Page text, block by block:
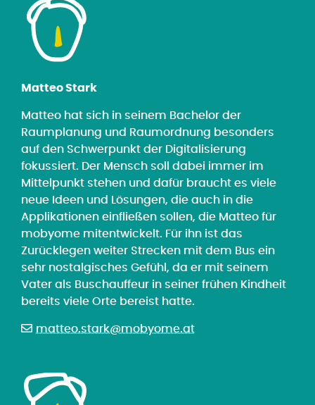
Matteo Stark
Matteo hat sich in seinem Bachelor der
Raumplanung und Raumordnung besonders
auf den Schwerpunkt der Digitalisierung
fokussiert. Der Mensch soll dabei immer im
Mittelpunkt stehen und dafür braucht es viele
neue Ideen und Lösungen, die auch in die
Applikationen einfließen sollen, die Matteo für
mobyome mitentwickelt. Für ihn ist das
Zurücklegen weiter Strecken mit dem Bus ein
sehr nostalgisches Gefühl, da er mit seinem
Vater als Buschauffeur in seiner frühen Kindheit
bereits viele Orte bereist hatte.
matteo.stark@mobyome.at